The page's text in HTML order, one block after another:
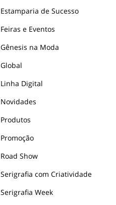
Estamparia de Sucesso
Feiras e Eventos
Gênesis na Moda
Global
Linha Digital
Novidades
Produtos
Promoção
Road Show
Serigrafia com Criatividade
Serigrafia Week